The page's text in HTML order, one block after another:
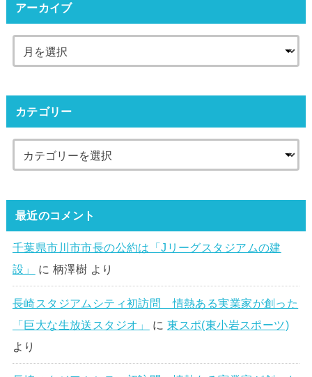
アーカイブ
カテゴリー
最近のコメント
千葉県市川市市長の公約は「Jリーグスタジアムの建
設」
に 柄澤樹 より
長崎スタジアムシティ初訪問 情熱ある実業家が創った
「巨大な生放送スタジオ」
に東スポ(東小岩スポーツ)
より